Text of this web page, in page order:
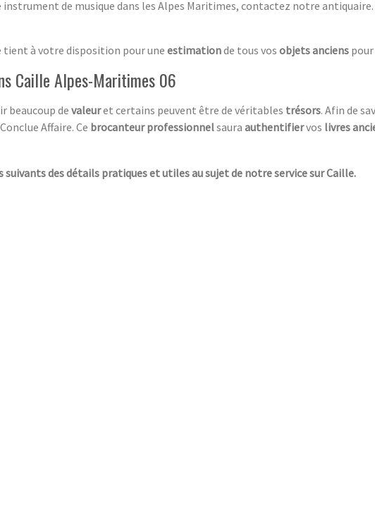
instrument de musique dans les Alpes Maritimes, contactez notre
tient à votre disposition pour une estimationde tous vos objets anciens
Caille Alpes-Maritimes 06
beaucoup devaleuret certains peuvent être de véritables trésors. Afin de
Affaire. Ce brocanteur professionnelsaura authentifiervos livres
suivants des détails pratiques et utiles au sujet de notre service sur Caille.